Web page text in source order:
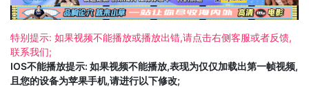
特别提示: 如果视频不能播放或播放出错,请点击右侧客服或者反馈,
联系我们;
IOS不能播放提示: 如果视频不能播放,表现为仅仅加载出第一帧视频,
且您的设备为苹果手机,请进行以下修改;